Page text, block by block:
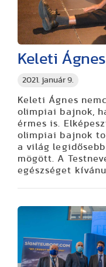
2021. január 9.
Keleti
Keleti Ágnes
olimpiai bajnok,
érmes is.
olimpiai bajnok
a világ
mögött. A
egészséget